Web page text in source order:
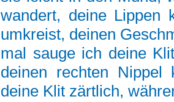
wandert, deine Lippen
umkreist, deinen
mal sauge ich deine
deinen rechten
deine Klit zärtlich,